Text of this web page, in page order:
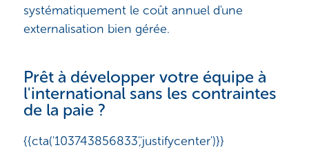
systématiquement le coût annuel d'une
externalisation bien gérée.
Prêt à développer votre équipe à
l'international sans les contraintes
de la paie ?
{{cta('103743856833','justifycenter')}}